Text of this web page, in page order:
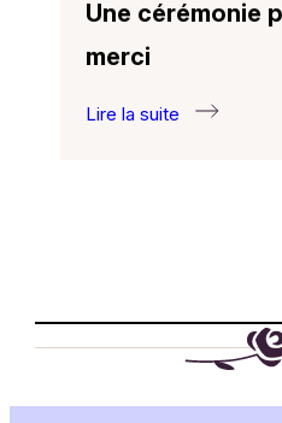
Une cérémonie
merci
Lire la suite
:
merci